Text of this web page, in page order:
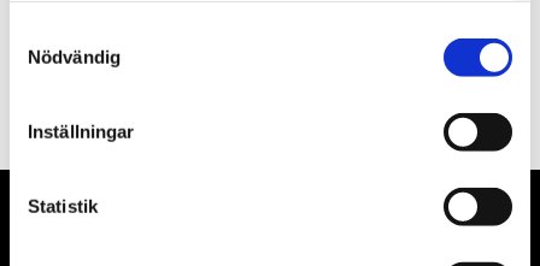
Nödvändig
Inställningar
Statistik